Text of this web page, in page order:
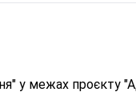
межах проєкту